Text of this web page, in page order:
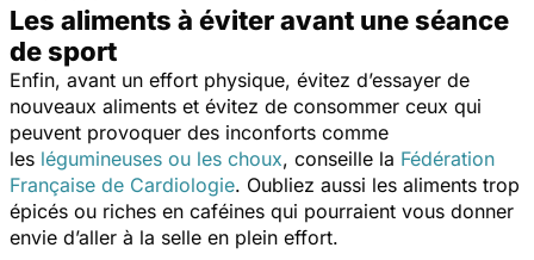
Les aliments à éviter avant une séance
de sport
Enfin, avant un effort physique, évitez d’essayer de
nouveaux aliments et évitez de consommer ceux qui
peuvent provoquer des inconforts comme
les légumineuses ou les choux, conseille la Fédération
Française de Cardiologie. Oubliez aussi les aliments trop
épicés ou riches en caféines qui pourraient vous donner
envie d’aller à la selle en plein effort.